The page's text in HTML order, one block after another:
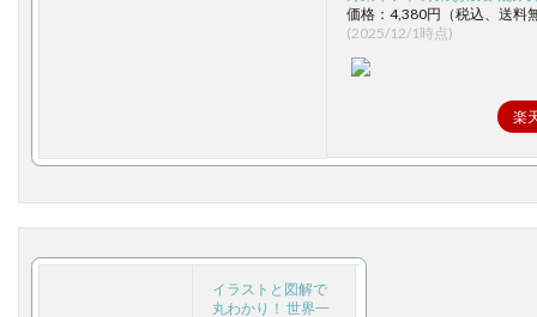
価格：4,380円（税込、送料
(2025/12/1時点)
楽
イラストと図解で
丸わかり！ 世界一